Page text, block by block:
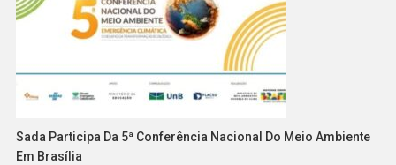
Sada Participa Da 5ª Conferência Nacional Do Meio Ambiente
Em Brasília